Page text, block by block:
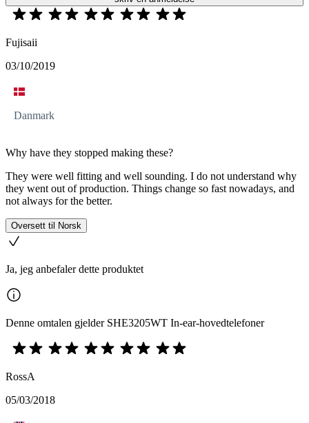
Fujisaii
03/10/2019
Danmark
Why have they stopped making these?
They were well fitting and well sounding. I do not understand why
they went out of production. Things change so fast nowadays, and
not always for the better.
Oversett til Norsk
Ja, jeg anbefaler dette produktet
Denne omtalen gjelder SHE3205WT In-ear-hovedtelefoner
RossA
05/03/2018